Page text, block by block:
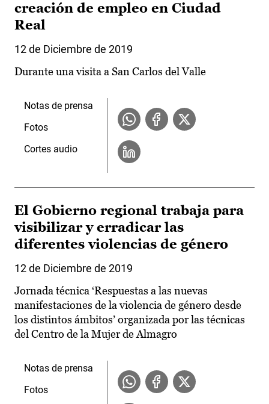
creación de empleo en Ciudad
Real
12 de Diciembre de 2019
Durante una visita a San Carlos del Valle
Notas de prensa
Fotos
Cortes audio
El Gobierno regional trabaja para
visibilizar y erradicar las
diferentes violencias de género
12 de Diciembre de 2019
Jornada técnica ‘Respuestas a las nuevas
manifestaciones de la violencia de género desde
los distintos ámbitos’ organizada por las técnicas
del Centro de la Mujer de Almagro
Notas de prensa
Fotos